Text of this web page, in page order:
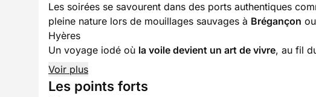
Les soirées se savourent dans des ports authentiques
pleine nature lors de mouillages sauvages à Brégançon
Hyères
Un voyage iodé où la voile devient un art de vivre, au fil
Voir plus
Les points forts